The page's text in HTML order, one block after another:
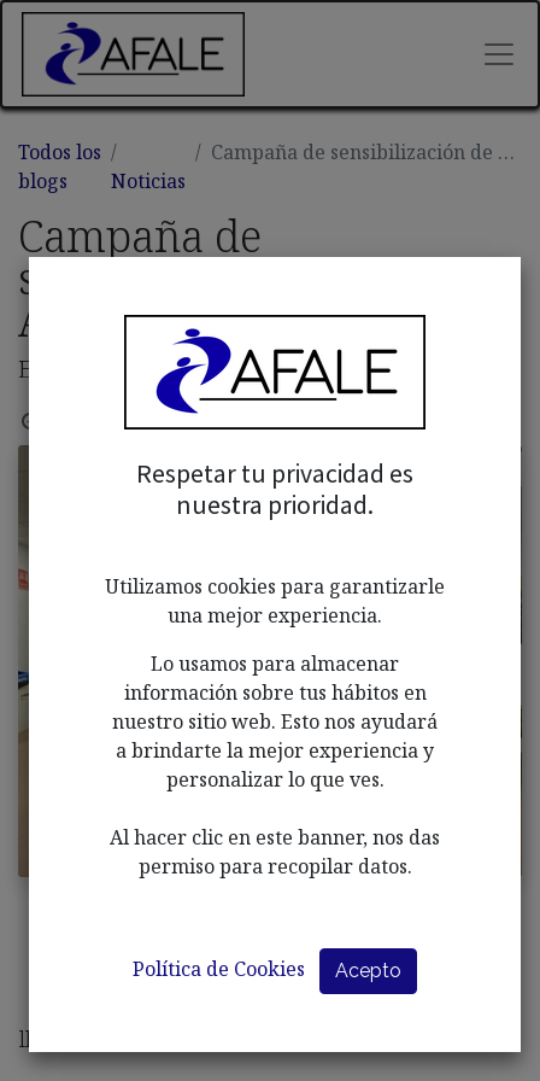
Todos los
blogs
Noticias
Campaña de sensibilización de Alzheimer en los colegios
Campaña de
sensibilización de
Alzheimer en los colegios
Entrega de premios
20 febrero, 2025por Admin Afale
En la tarde de hoy hemos entregado los premios
llevado a cabo en los colegios de nuestra localidad.
Respetar tu privacidad es
nuestra prioridad.
Utilizamos cookies para garantizarle
una mejor experiencia.
Lo usamos para almacenar
información sobre tus hábitos en
nuestro sitio web. Esto nos ayudará
a brindarte la mejor experiencia y
personalizar lo que ves.
Al hacer clic en este banner, nos das
permiso para recopilar datos.
Política de Cookies Acepto